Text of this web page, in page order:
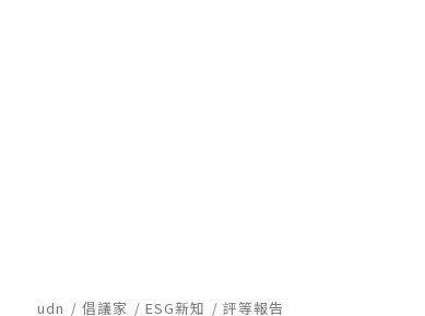
udn 倡議家 ESG新知 評等報告